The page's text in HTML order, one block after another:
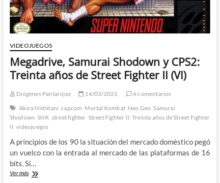
II
(VII)
VIDEOJUEGOS
Megadrive, Samurai Shodown y CPS2:
Treinta años de Street Fighter II (VI)
Diógenes Pantarújez 16/03/2021
6 comentarios
Akira Nishitani capcom Mortal Kombat Neo Geo Samurai
Shodown SNK street fighter Street Fighter II Treinta años de Street Fighter
II videojuegos
A principios de los 90 la situación del mercado doméstico pegó
un vuelco con la entrada al mercado de las plataformas de 16
bits. Si…
Ver másMegadrive,